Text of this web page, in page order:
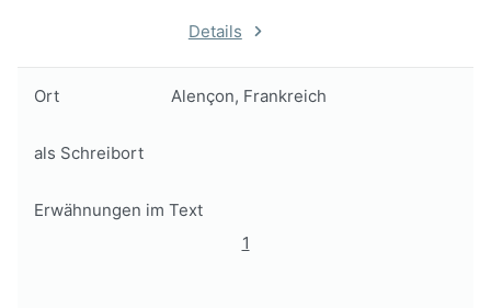
Details
Ort Alençon, Frankreich
als Schreibort
Erwähnungen im Text
1